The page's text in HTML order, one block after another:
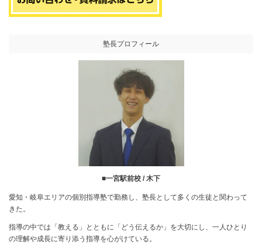
塾長プロフィール
■一宮駅前校 / 木下
愛知・岐阜エリアの個別指導塾で勤務し、塾長として多くの生徒と関わって
きた。
指導の中では「教える」とともに「どう伝えるか」を大切にし、一人ひとり
の理解や成長に寄り添う指導を心がけている。